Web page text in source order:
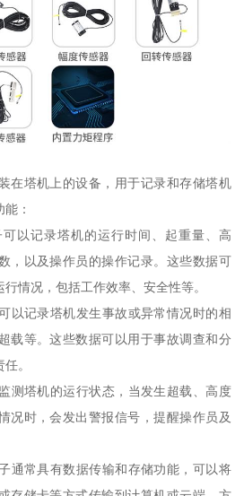
在塔机上的设备，用于记录和存储塔机
：
以记录塔机的运行时间、起重量、高
，以及操作员的操作记录。这些数据可
情况，包括工作效率、安全性等。
以记录塔机发生事故或异常情况时的相
载等。这些数据可以用于事故调查和分
。
测塔机的运行状态，当发生超载、高度
况时，会发出警报信号，提醒操作员及
通常具有数据传输和存储功能，可以将